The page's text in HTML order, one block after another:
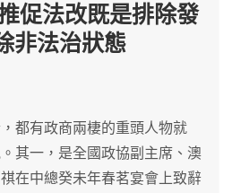
促法改既是排除發
非法治狀態
都有政商兩棲的重頭人物就
其一，是全國政協副主席、澳
在中總癸未年春茗宴會上致辭